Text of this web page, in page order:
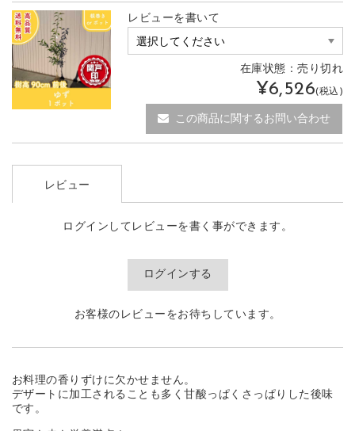
レビューを書いて
在庫状態：売り切れ
¥6,526(税込)
この商品に関するお問い合わせ
レビュー
ログインしてレビューを書く事ができます。
ログインする
お客様のレビューをお待ちしています。
お料理の香りずけに欠かせません。
デザートに加工されることも多く甘酸っぱくさっぱりした後味
です。